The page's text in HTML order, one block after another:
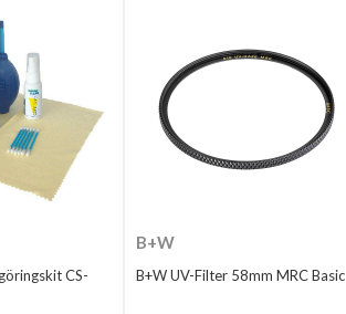
CS-
B+W
B+W UV-Filter 58mm MRC Basic